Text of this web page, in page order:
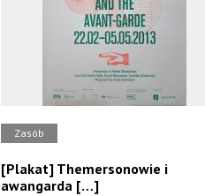
Zasób
[Plakat] Themersonowie i
awangarda […]